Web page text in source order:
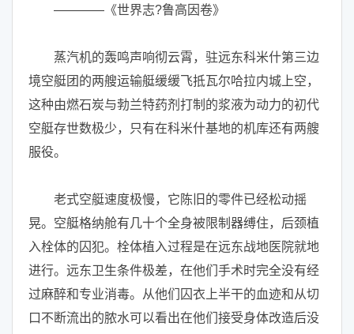
————《世界志?鲁高因卷》
蒸汽机的轰鸣声响彻云霄，驻远东科米什第三边
境空艇团的两艘运输艇缓缓飞抵瓦尔哈拉内城上空，
这种由燃石炭与勃兰特药剂打制的浆液为动力的初代
空艇存世数极少，只有在科米什基地的机库还有两艘
服役。
老式空艇速度极慢，它陈旧的零件已经松动摇
晃。空艇格纳舱有几十个全身被限制器缚住，后颈植
入栓体的囚犯。栓体植入过程是在远东战地医院就地
进行。远东卫生条件极差，在他们手术时完全没有经
过麻醉和专业消毒。从他们囚衣上半干的血迹和从切
口不断流出的脓水可以看出在他们接受身体改造后没